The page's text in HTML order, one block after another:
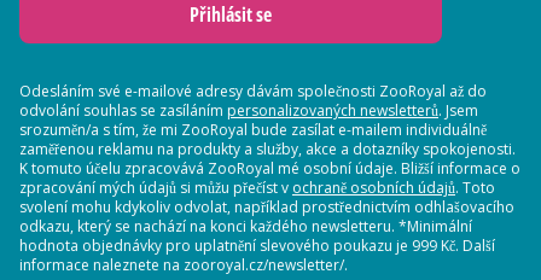
Přihlásit se
Odesláním své e-mailové adresy dávám společnosti ZooRoyal až do
odvolání souhlas se zasíláním personalizovaných newsletterů. Jsem
srozuměn/a s tím, že mi ZooRoyal bude zasílat e-mailem individuálně
zaměřenou reklamu na produkty a služby, akce a dotazníky spokojenosti.
K tomuto účelu zpracovává ZooRoyal mé osobní údaje. Bližší informace o
zpracování mých údajů si můžu přečíst v ochraně osobních údajů. Toto
svolení mohu kdykoliv odvolat, například prostřednictvím odhlašovacího
odkazu, který se nachází na konci každého newsletteru. *Minimální
hodnota objednávky pro uplatnění slevového poukazu je 999 Kč. Další
informace naleznete na zooroyal.cz/newsletter/.